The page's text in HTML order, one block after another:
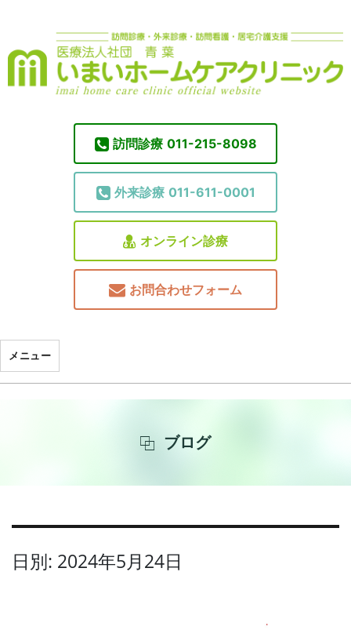
訪問診療 011-215-8098
外来診療 011-611-0001
オンライン診療
お問合わせフォーム
メニュー
ブログ
日別: 2024年5月24日